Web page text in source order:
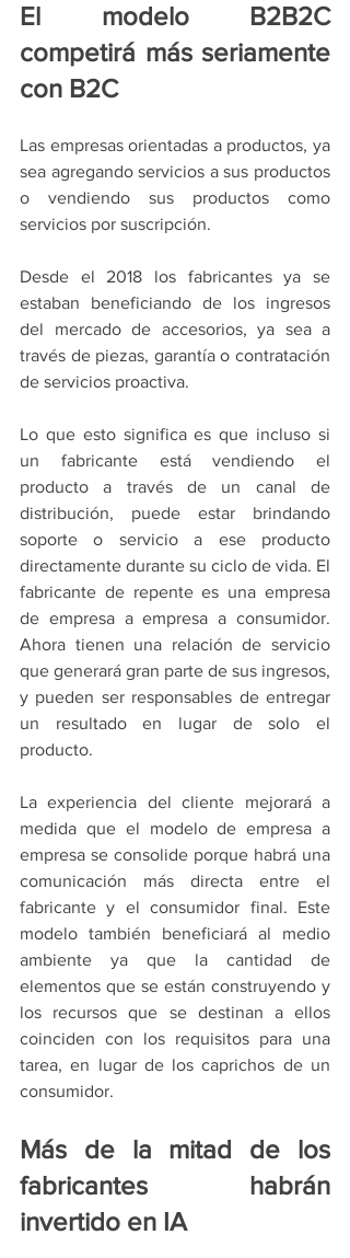
El modelo B2B2C
competirá más seriamente
con B2C
Las empresas orientadas a productos, ya
sea agregando servicios a sus productos
o vendiendo sus productos como
servicios por suscripción.
Desde el 2018 los fabricantes ya se
estaban beneficiando de los ingresos
del mercado de accesorios, ya sea a
través de piezas, garantía o contratación
de servicios proactiva.
Lo que esto significa es que incluso si
un fabricante está vendiendo el
producto a través de un canal de
distribución, puede estar brindando
soporte o servicio a ese producto
directamente durante su ciclo de vida. El
fabricante de repente es una empresa
de empresa a empresa a consumidor.
Ahora tienen una relación de servicio
que generará gran parte de sus ingresos,
y pueden ser responsables de entregar
un resultado en lugar de solo el
producto.
La experiencia del cliente mejorará a
medida que el modelo de empresa a
empresa se consolide porque habrá una
comunicación más directa entre el
fabricante y el consumidor final. Este
modelo también beneficiará al medio
ambiente ya que la cantidad de
elementos que se están construyendo y
los recursos que se destinan a ellos
coinciden con los requisitos para una
tarea, en lugar de los caprichos de un
consumidor.
Más de la mitad de los
fabricantes habrán
invertido en IA